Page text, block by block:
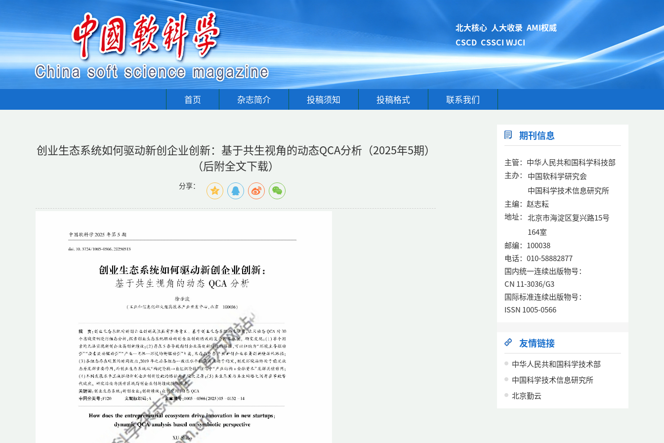
北大核心 人大收录 AMI权威
CSCD CSSCI WJCI
首页 杂志简介 投稿须知 投稿格式 联系我们
创业生态系统如何驱动新创企业创新：基于共生视角的动态QCA分析（2025年5期）
（后附全文下载）
分享：
期刊信息
主管：中华人民共和国科学科技部
主办：
中国软科学研究会
中国科学技术信息研究所
主编：赵志耘
地址： 北京市海淀区复兴路15号
164室
邮编：100038
电话：010-58882877
国内统一连续出版物号：
CN 11-3036/G3
国际标准连续出版物号：
ISSN 1005-0566
友情链接
中华人民共和国科学技术部
中国科学技术信息研究所
北京勤云